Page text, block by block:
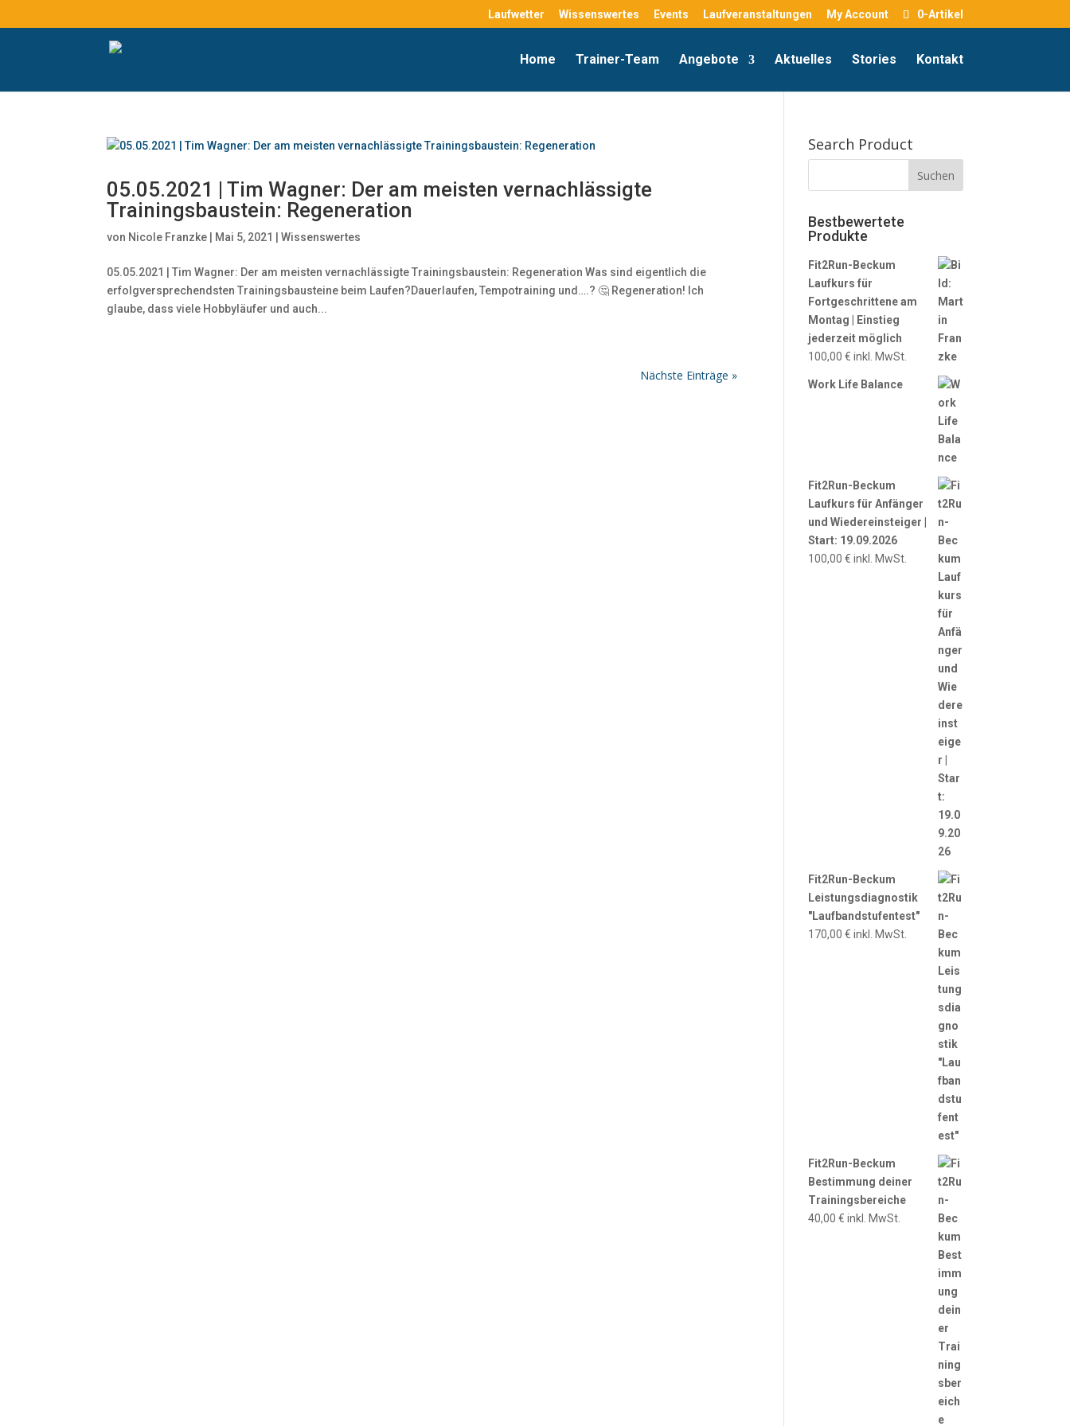
Laufwetter Wissenswertes Events Laufveranstaltungen My Account 0-Artikel
Home Trainer-Team Angebote Aktuelles Stories Kontakt
05.05.2021 | Tim Wagner: Der am meisten vernachlässigte
Trainingsbaustein: Regeneration
von Nicole Franzke Mai 5, 2021 |Wissenswertes
05.05.2021 | Tim Wagner: Der am meisten vernachlässigte Trainingsbaustein: Regeneration Was sind eigentlich die
erfolgversprechendsten Trainingsbausteine beim Laufen?Dauerlaufen, Tempotraining und….? 🤔 Regeneration! Ich
glaube, dass viele Hobbyläufer und auch...
Nächste Einträge »
Search Product
Bestbewertete
Produkte
Fit2Run-Beckum
Laufkurs für
Fortgeschrittene am
Montag | Einstieg
jederzeit möglich
100,00€ inkl. MwSt.
Work Life Balance
Fit2Run-Beckum
Laufkurs für Anfänger
und Wiedereinsteiger |
Start: 19.09.2026
100,00€ inkl. MwSt.
Fit2Run-Beckum
Leistungsdiagnostik
"Laufbandstufentest"
170,00€ inkl. MwSt.
Fit2Run-Beckum
Bestimmung deiner
Trainingsbereiche
40,00€ inkl. MwSt.